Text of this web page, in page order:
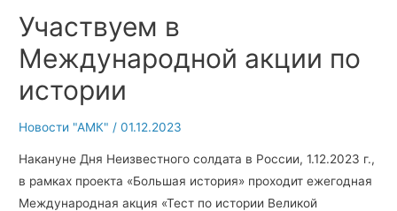
Участвуем в
Международной акции по
истории
Новости "АМК" /01.12.2023
Накануне Дня Неизвестного солдата в России, 1.12.2023 г.,
в рамках проекта «Большая история» проходит ежегодная
Международная акция «Тест по истории Великой